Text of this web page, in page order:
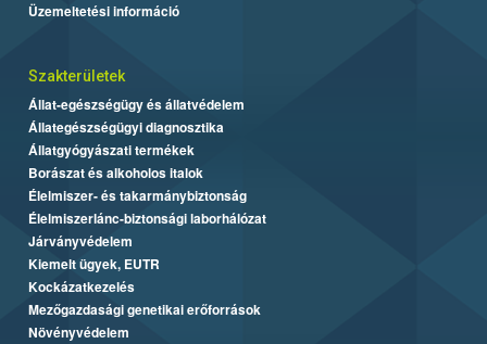
Üzemeltetési információ
Szakterületek
Állat-egészségügy és állatvédelem
Állategészségügyi diagnosztika
Állatgyógyászati termékek
Borászat és alkoholos italok
Élelmiszer- és takarmánybiztonság
Élelmiszerlánc-biztonsági laborhálózat
Járványvédelem
Kiemelt ügyek, EUTR
Kockázatkezelés
Mezőgazdasági genetikai erőforrások
Növényvédelem